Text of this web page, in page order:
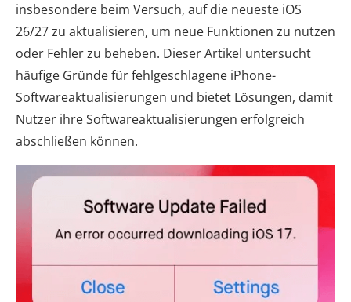
insbesondere beim Versuch, auf die neueste iOS
26/27 zu aktualisieren, um neue Funktionen zu nutzen
oder Fehler zu beheben. Dieser Artikel untersucht
häufige Gründe für fehlgeschlagene iPhone-
Softwareaktualisierungen und bietet Lösungen, damit
Nutzer ihre Softwareaktualisierungen erfolgreich
abschließen können.